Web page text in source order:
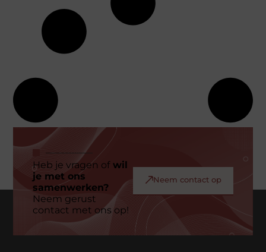
Heb je vragen ofwil
je met ons
samenwerken?
Neem gerust
contact met ons op!
Neem contact op